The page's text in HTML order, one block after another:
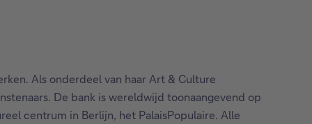
Als onderdeel van haar Art & Culture
De bank is wereldwijd toonaangevend op
centrum in Berlijn, het PalaisPopulaire. Alle